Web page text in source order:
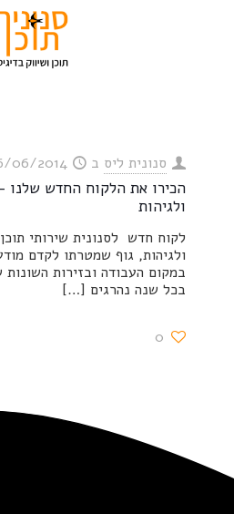
סנונית ליס ב 06/2014
הכירו את הלקוח החדש שלנו
ולגיהות
לקוח חדש לסנונית שירותי
ולגיהות, גוף שמטרתו לקדם
במקום העבודה ובזירות השונות
בכל שנה נהרגים […]
0